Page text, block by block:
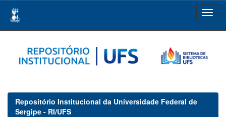
navigation
Repositório Institucional da Universidade Federal de
Sergipe - RI/UFS